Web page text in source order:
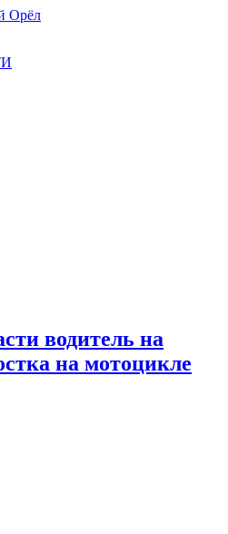
Орёл
водитель на
на мотоцикле